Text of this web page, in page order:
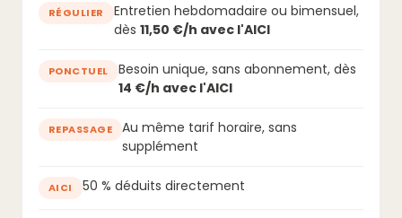
RÉGULIER
Entretien hebdomadaire ou bimensuel,
dès 11,50 €/h avec l'AICI
PONCTUEL
Besoin unique, sans abonnement, dès
14 €/h avec l'AICI
REPASSAGE
Au même tarif horaire, sans
supplément
AICI 50 % déduits directement